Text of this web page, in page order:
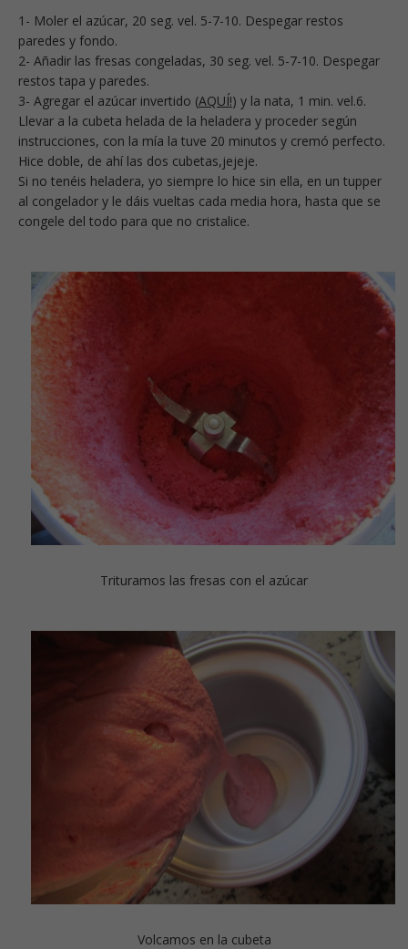
1- Moler el azúcar, 20 seg. vel. 5-7-10. Despegar restos
paredes y fondo.
2- Añadir las fresas congeladas, 30 seg. vel. 5-7-10. Despegar
restos tapa y paredes.
3- Agregar el azúcar invertido (AQUÍ!) y la nata, 1 min. vel.6.
Llevar a la cubeta helada de la heladera y proceder según
instrucciones, con la mía la tuve 20 minutos y cremó perfecto.
Hice doble, de ahí las dos cubetas,jejeje.
Si no tenéis heladera, yo siempre lo hice sin ella, en un tupper
al congelador y le dáis vueltas cada media hora, hasta que se
congele del todo para que no cristalice.
Trituramos las fresas con el azúcar
Volcamos en la cubeta